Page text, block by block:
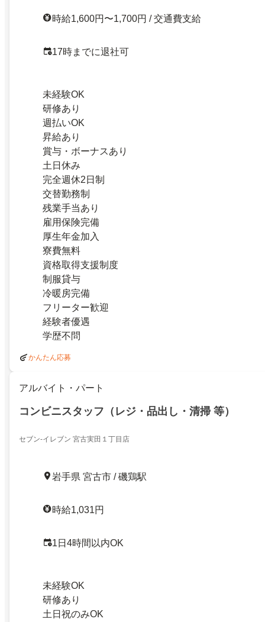
時給1,600円〜1,700円 / 交通費支給
17時までに退社可
未経験OK
研修あり
週払いOK
昇給あり
賞与・ボーナスあり
土日休み
完全週休2日制
交替勤務制
残業手当あり
雇用保険完備
厚生年金加入
寮費無料
資格取得支援制度
制服貸与
冷暖房完備
フリーター歓迎
経験者優遇
学歴不問
かんたん応募
アルバイト・パート
コンビニスタッフ（レジ・品出し・清掃 等）
セブン-イレブン 宮古実田１丁目店
岩手県 宮古市 / 磯鶏駅
時給1,031円
1日4時間以内OK
未経験OK
研修あり
土日祝のみOK